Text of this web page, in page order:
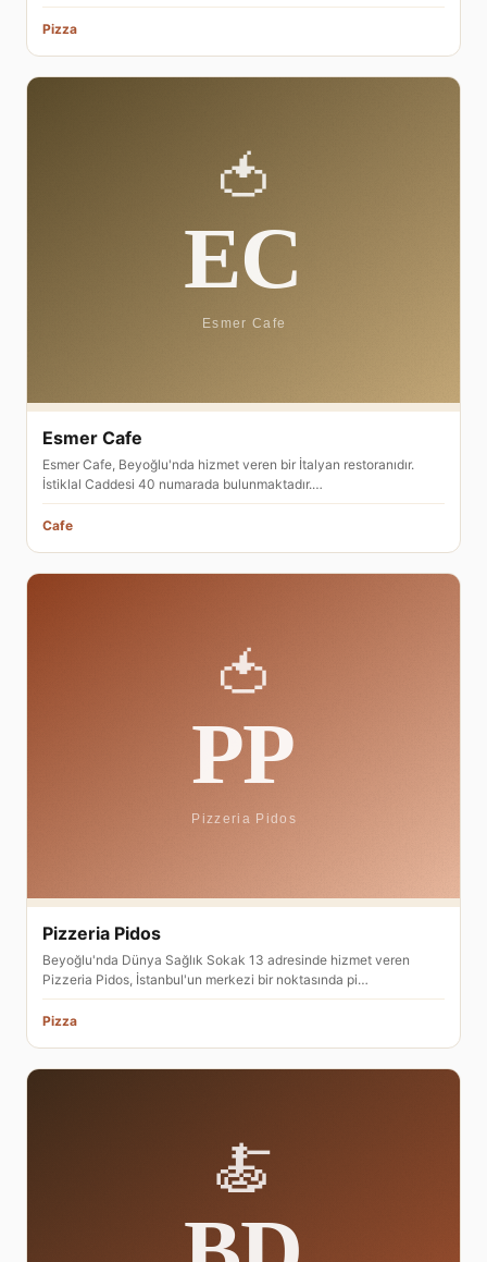
Pizza
Esmer Cafe
Esmer Cafe, Beyoğlu'nda hizmet veren bir İtalyan restoranıdır.
İstiklal Caddesi 40 numarada bulunmaktadır.…
Cafe
Pizzeria Pidos
Beyoğlu'nda Dünya Sağlık Sokak 13 adresinde hizmet veren
Pizzeria Pidos, İstanbul'un merkezi bir noktasında pi…
Pizza